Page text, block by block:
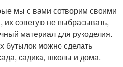
мы с вами сотворим своими
их советую не выбрасывать,
материал для рукоделия.
бутылок можно сделать
садика, школы и дома.